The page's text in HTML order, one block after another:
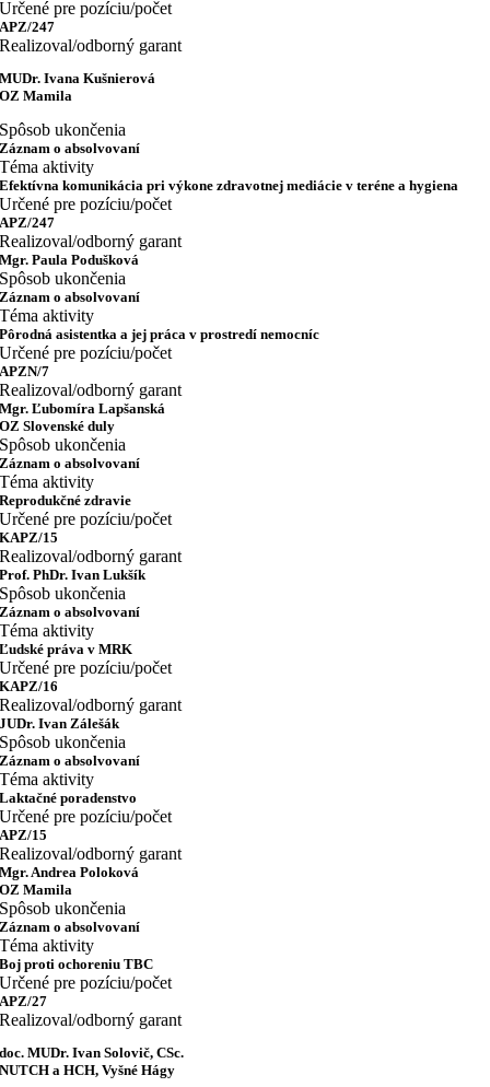
Určené pre pozíciu/počet
APZ/247
Realizoval/odborný garant
MUDr. Ivana Kušnierová
OZ Mamila
Spôsob ukončenia
Záznam o absolvovaní
Téma aktivity
Efektívna komunikácia pri výkone zdravotnej mediácie v teréne a hygiena
Určené pre pozíciu/počet
APZ/247
Realizoval/odborný garant
Mgr. Paula Podušková
Spôsob ukončenia
Záznam o absolvovaní
Téma aktivity
Pôrodná asistentka a jej práca v prostredí nemocníc
Určené pre pozíciu/počet
APZN/7
Realizoval/odborný garant
Mgr. Ľubomíra Lapšanská
OZ Slovenské duly
Spôsob ukončenia
Záznam o absolvovaní
Téma aktivity
Reprodukčné zdravie
Určené pre pozíciu/počet
KAPZ/15
Realizoval/odborný garant
Prof. PhDr. Ivan Lukšík
Spôsob ukončenia
Záznam o absolvovaní
Téma aktivity
Ľudské práva v MRK
Určené pre pozíciu/počet
KAPZ/16
Realizoval/odborný garant
JUDr. Ivan Zálešák
Spôsob ukončenia
Záznam o absolvovaní
Téma aktivity
Laktačné poradenstvo
Určené pre pozíciu/počet
APZ/15
Realizoval/odborný garant
Mgr. Andrea Poloková
OZ Mamila
Spôsob ukončenia
Záznam o absolvovaní
Téma aktivity
Boj proti ochoreniu TBC
Určené pre pozíciu/počet
APZ/27
Realizoval/odborný garant
doc. MUDr. Ivan Solovič, CSc.
NUTCH a HCH, Vyšné Hágy